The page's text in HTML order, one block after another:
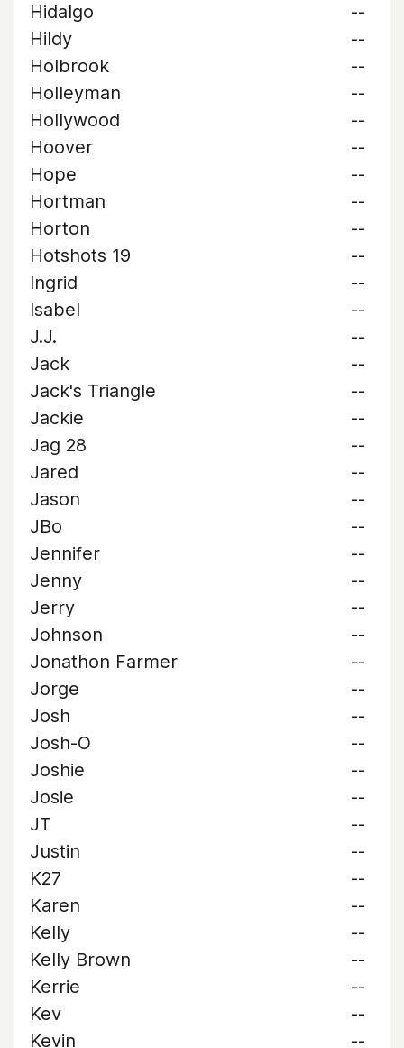
Hidalgo
--
Hildy
--
Holbrook
--
Holleyman
--
Hollywood
--
Hoover
--
Hope
--
Hortman
--
Horton
--
Hotshots 19
--
Ingrid
--
Isabel
--
J.J.
--
Jack
--
Jack's Triangle
--
Jackie
--
Jag 28
--
Jared
--
Jason
--
JBo
--
Jennifer
--
Jenny
--
Jerry
--
Johnson
--
Jonathon Farmer
--
Jorge
--
Josh
--
Josh-O
--
Joshie
--
Josie
--
JT
--
Justin
--
K27
--
Karen
--
Kelly
--
Kelly Brown
--
Kerrie
--
Kev
--
Kevin
--